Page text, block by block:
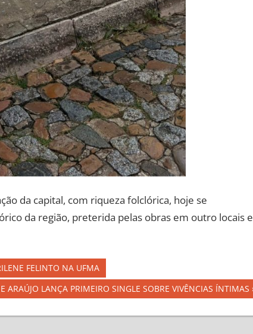
da capital, com riqueza folclórica, hoje se
da região, preterida pelas obras em outro locais e
FELINTO NA UFMA
ARAÚJO LANÇA PRIMEIRO SINGLE SOBRE VIVÊNCIAS ÍNTIMAS